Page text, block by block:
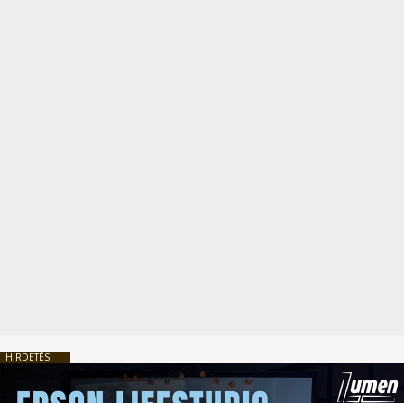
HIRDETÉS